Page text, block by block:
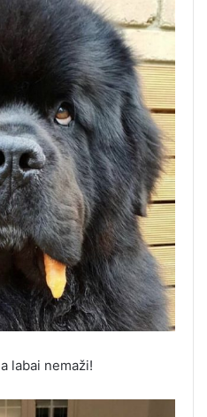
labai nemaži!